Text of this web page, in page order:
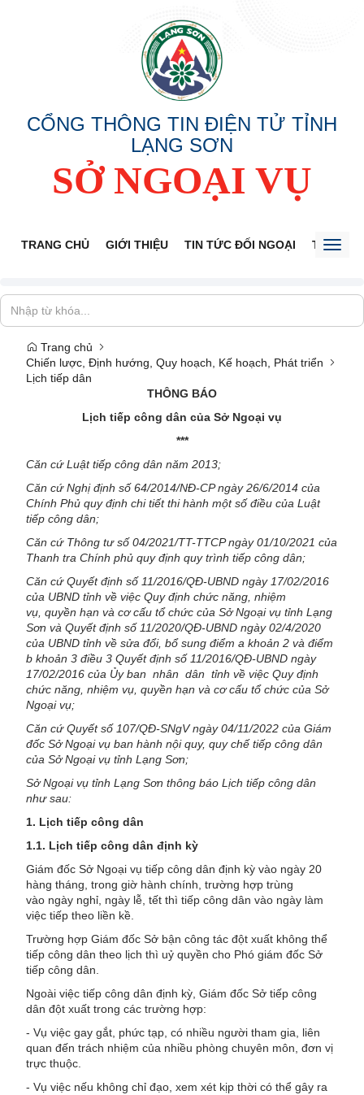
CỔNG THÔNG TIN ĐIỆN TỬ TỈNH
LẠNG SƠN
SỞ NGOẠI VỤ
TRANG CHỦ GIỚI THIỆU TIN TỨC ĐỐI NGOẠI THÔNG
Trang chủ
Chiến lược, Định hướng, Quy hoạch, Kế hoạch, Phát triển
Lịch tiếp dân
THÔNG BÁO
Lịch tiếp công dân của Sở Ngoại vụ
***
Căn cứLuật tiếp công dân năm 2013;
Căn cứNghị định số64/2014/NĐ-CP ngày 26/6/2014 của
Chính Phủ quy định chi tiết thi hành một số điều của Luật
tiếp công dân;
Căn cứ Thông tư số 04/2021/TT-TTCP ngày 01/10/2021 của
Thanh tra Chính phủ quy định quy trình tiếp công dân;
Căn cứQuyếtđịnh số11/2016/QĐ-UBND ngày 17/02/2016
của UBND tỉnh về việc Quyđịnh chức năng, nhiệm
vụ, quyền hạn và cơcấu tổchức của SởNgoại vụ tỉnh L ạng
Sơn và Quyết định số 11/2020/QĐ-UBND ngày 02/4/2020
của UBND tỉnh về sửa đổi, bổ sung điểm a khoản 2 và điểm
b khoản 3 điều 3 Quyết định số 11/2016/QĐ-UBND ngày
17/02/2016 của Ủy ban nhân dân tỉnh về việc Quy định
chức năng, nhiệm vụ, quyền hạn và cơ cấu tổ chức của Sở
Ngoại vụ;
Căn cứQuyếtsố 107/QĐ-SNgV ngày 04/11/2022 của Giám
đốc Sở Ngoại vụ ban hành nội quy, quy chế tiếp công dân
của Sở Ngoại vụ tỉnh Lạng Sơn;
SởNgoại vụ tỉnh Lạng Sơn thông báo Lịch tiếp công dân
như sau:
1. Lịch tiếp công dân
1.1. Lịch tiếp công dân định kỳ
Giám đốc Sở Ngoại vụ tiếp công dân định kỳ vào ngày 20
hàng tháng, trong giờ hành chính, trường hợp trùng
vào ngày nghỉ, ngày lễ, tết thì tiếp công dân vào ngày làm
việc tiếp theo liền kề.
Trường hợp Giám đốc Sở bận công tác đột xuất không thể
tiếp công dân theo lịch thì uỷ quyền cho Phó giám đốc Sở
tiếp công dân.
Ngoài việc tiếp công dân định kỳ, Giám đốc Sở tiếp công
dân đột xuất trong các trường hợp:
- Vụ việc gay gắt, phức tạp, có nhiều người tham gia, liên
quan đến trách nhiệm của nhiều phòng chuyên môn, đơn vị
trực thuộc.
- Vụ việc nếu không chỉ đạo, xem xét kịp thời có thể gây ra